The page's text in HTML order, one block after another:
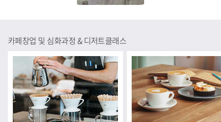
카페창업 및 심화과정 & 디저트클래스